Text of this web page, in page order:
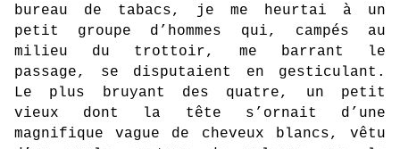
bureau de tabacs, je me heurtai à un
petit groupe d’hommes qui, campés au
milieu du trottoir, me barrant le
passage, se disputaient en gesticulant.
Le plus bruyant des quatre, un petit
vieux dont la tête s’ornait d’une
magnifique vague de cheveux blancs, vêtu